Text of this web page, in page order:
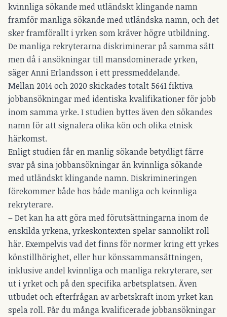
kvinnliga sökande med utländskt klingande namn
framför manliga sökande med utländska namn, och det
sker framförallt i yrken som kräver högre utbildning.
De manliga rekryterarna diskriminerar på samma sätt
men då i ansökningar till mansdominerade yrken,
säger Anni Erlandsson i ett pressmeddelande.
Mellan 2014 och 2020 skickades totalt 5641 fiktiva
jobbansökningar med identiska kvalifikationer för jobb
inom samma yrke. I studien byttes även den sökandes
namn för att signalera olika kön och olika etnisk
härkomst.
Enligt studien får en manlig sökande betydligt färre
svar på sina jobbansökningar än kvinnliga sökande
med utländskt klingande namn. Diskrimineringen
förekommer både hos både manliga och kvinnliga
rekryterare.
– Det kan ha att göra med förutsättningarna inom de
enskilda yrkena, yrkeskontexten spelar sannolikt roll
här. Exempelvis vad det finns för normer kring ett yrkes
könstillhörighet, eller hur könssammansättningen,
inklusive andel kvinnliga och manliga rekryterare, ser
ut i yrket och på den specifika arbetsplatsen. Även
utbudet och efterfrågan av arbetskraft inom yrket kan
spela roll. Får du många kvalificerade jobbansökningar